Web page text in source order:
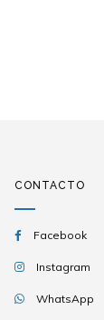
CONTACTO
Facebook
Instagram
WhatsApp